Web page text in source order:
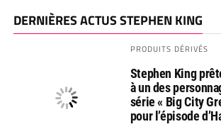
DERNIÈRES ACTUS STEPHEN KING
PRODUITS DÉRIVÉS
Stephen King
à un des
série « Big City
pour l’épisode